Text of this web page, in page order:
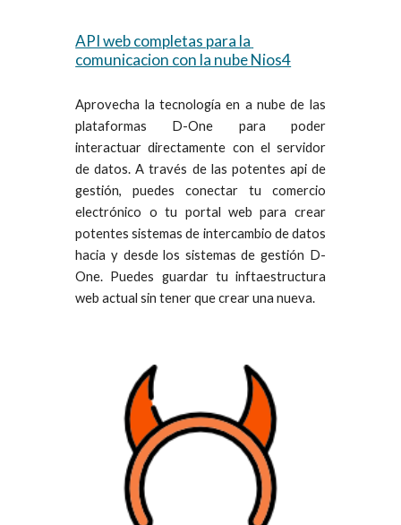
API web completas para la
comunicacion con la nube Nios4
Aprovecha la tecnología en a nube de las
plataformas D-One para poder
interactuar directamente con el servidor
de datos. A través de las potentes api de
gestión, puedes conectar tu comercio
electrónico o tu portal web para crear
potentes sistemas de intercambio de datos
hacia y desde los sistemas de gestión D-
One. Puedes guardar tu inftaestructura
web actual sin tener que crear una nueva.